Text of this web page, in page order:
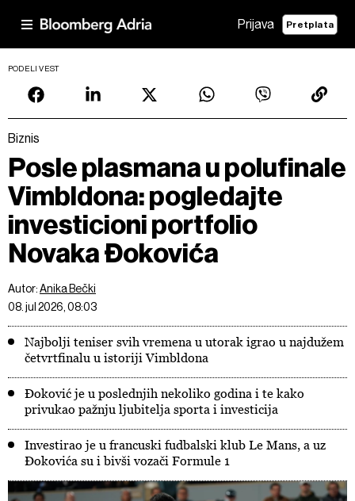
Prijava Pretplata
PODELI VEST
Biznis
Posle plasmana u polufinale
Vimbldona: pogledajte
investicioni portfolio
Novaka Đokovića
Autor:Anika Bečki
08. jul 2026, 08:03
Najbolji teniser svih vremena u utorak igrao u najdužem
četvrtfinalu u istoriji Vimbldona
Đoković je u poslednjih nekoliko godina i te kako
privukao pažnju ljubitelja sporta i investicija
Investirao je u francuski fudbalski klub Le Mans, a uz
Đokovića su i bivši vozači Formule 1